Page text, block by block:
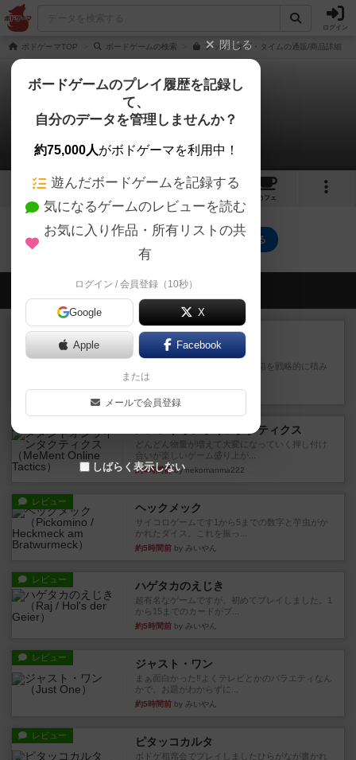
ログイン
ボドゲーマTOP ボードゲームの検索 ブック・オブ・タイムの通販/商品詳細
ブック・オブ・タイム
0件の動画
1 3
カフェ
ブック・オブ・タイムのトップに戻る
会員の新しい投稿
ルール/インスト
マーケットフレッシュ
目的あなたの店先に農産物の木箱を戦略的に積み
重ねて在庫を最大化し、競合...
約3時間前by jurong
メメントオンラインタクティクス
どんどん物量が増えて大変になっていく押し付け
合いが楽しいゲーム盛り上が...
約4時間前by nekomanma222
レビュー ヘックメック
サイコロゲームです1から5までの数字と芋虫がか
かれたダイス。これを振っ...
約5時間前 by みいやん
レビュー ハゲタカのえじき
超有名なゲームですが、初めてプレイしました。1
から15までのカードがプ...
約5時間前 by みいやん
レビュー ジャスト・ワン
まぁ面白かった‼️よくテレビとかのバラエティなん
かで、お題がわからずに...
約5時間前 by みいやん
レビュー ピタッコカルタ
ボドゲ相席会でプレイしましたひらがなが書かれ
閉じる
ボードゲームのプレイ履歴を記録し
て、
自分のデータを管理しませんか？
約75,000人がボドゲーマを利用中！
遊んだボードゲームを記録する
気になるゲームのレビューを読む
お気に入り作品・所有リストの共
有
ログイン / 会員登録（10秒）
Google X
Apple Facebook
または
メールで会員登録
しばらく表示しない